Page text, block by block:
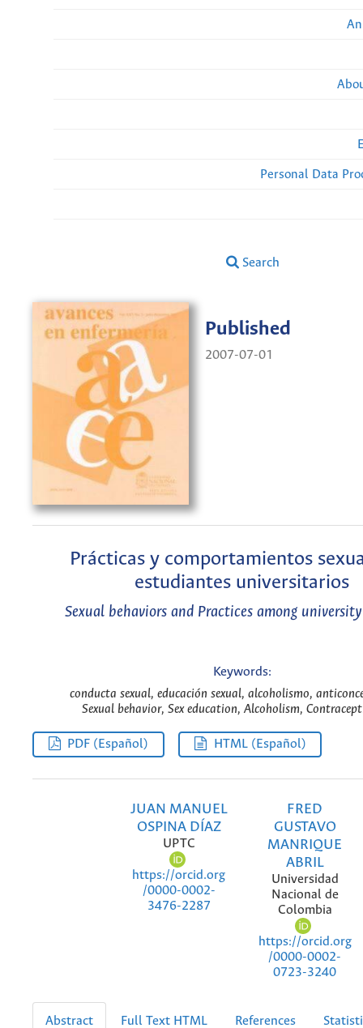
Personal Data
Search
Published
2007-07-01
Prácticas y comportamientos
estudiantes universitarios
Sexual behaviors and Practices among
Keywords:
conducta sexual, educación sexual, alcoholismo,
Sexual behavior, Sex education, Alcoholism,
PDF (Español) HTML (Español)
JUAN MANUEL
OSPINA DÍAZ
UPTC
https://orcid.org
/0000-0002-
3476-2287
FRED
GUSTAVO
MANRIQUE
ABRIL
Universidad
Nacional de
Colombia
https://orcid.org
/0000-0002-
0723-3240
Abstract Full Text HTML References